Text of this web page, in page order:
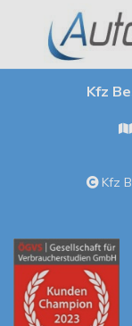
Kfz
Kfz